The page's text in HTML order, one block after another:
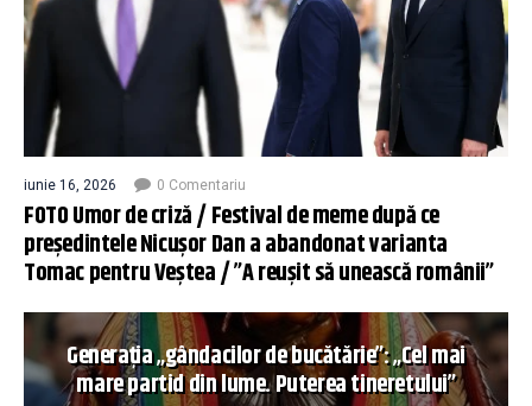
iunie 16, 2026 0 Comentariu
FOTO Umor de criză / Festival de meme după ce
președintele Nicușor Dan a abandonat varianta
Tomac pentru Veștea / ”A reușit să unească românii”
Generația „gândacilor de bucătărie”: „Cel mai
mare partid din lume. Puterea tineretului”